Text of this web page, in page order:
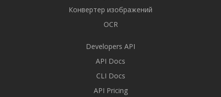
Конвертер изображений
OCR
Developers API
API Docs
CLI Docs
API Pricing